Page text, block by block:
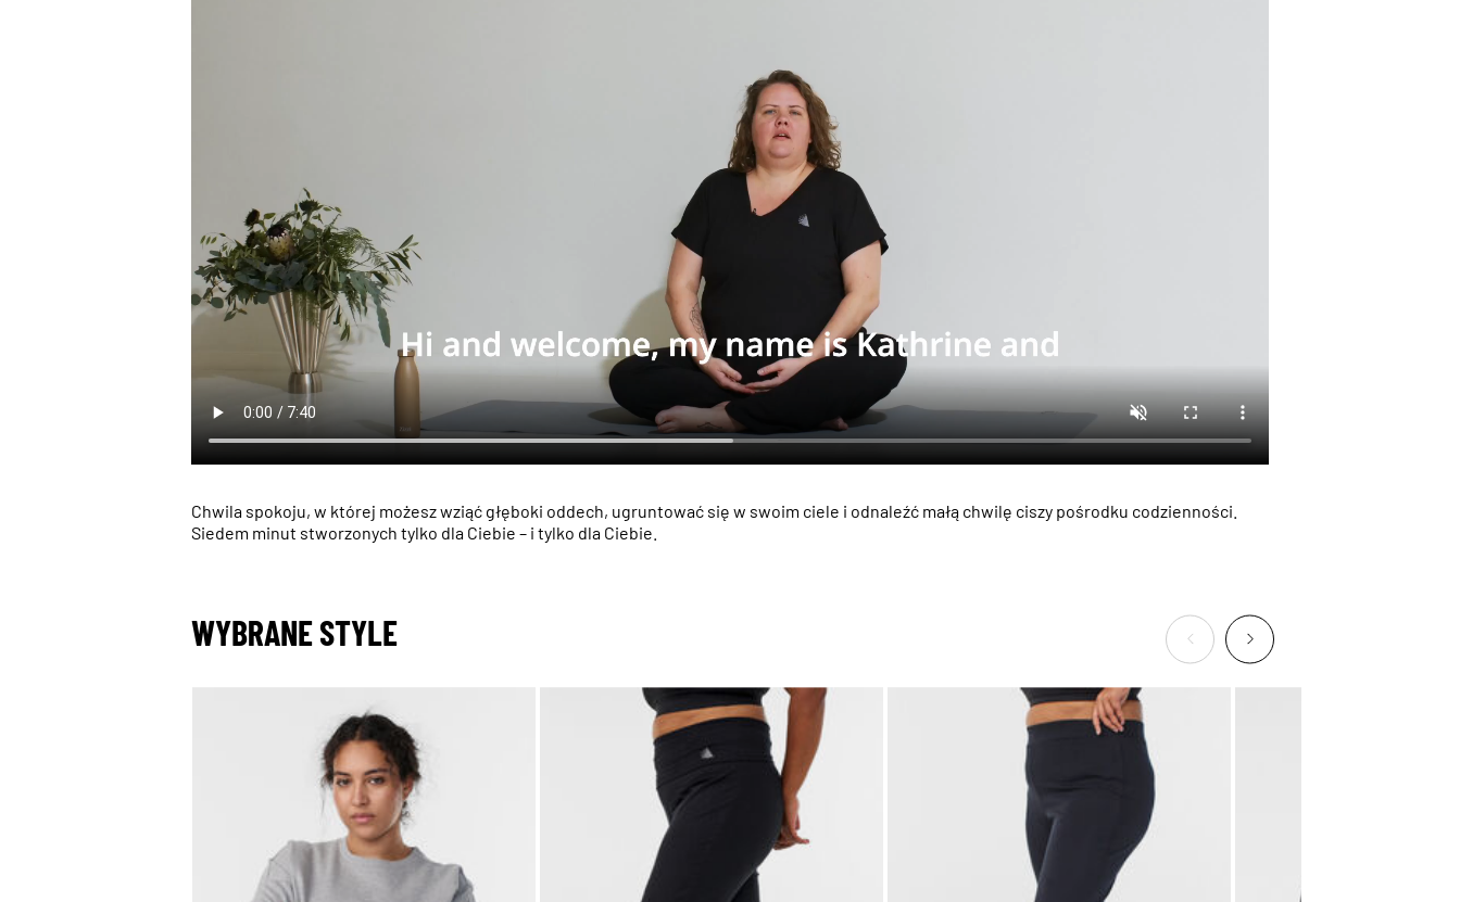
Chwila spokoju, w której możesz wziąć głęboki oddech, ugruntować się w swoim ciele i odnaleźć małą chwilę ciszy pośrodku codzienności.
Siedem minut stworzonych tylko dla Ciebie – i tylko dla Ciebie.
WYBRANE STYLE